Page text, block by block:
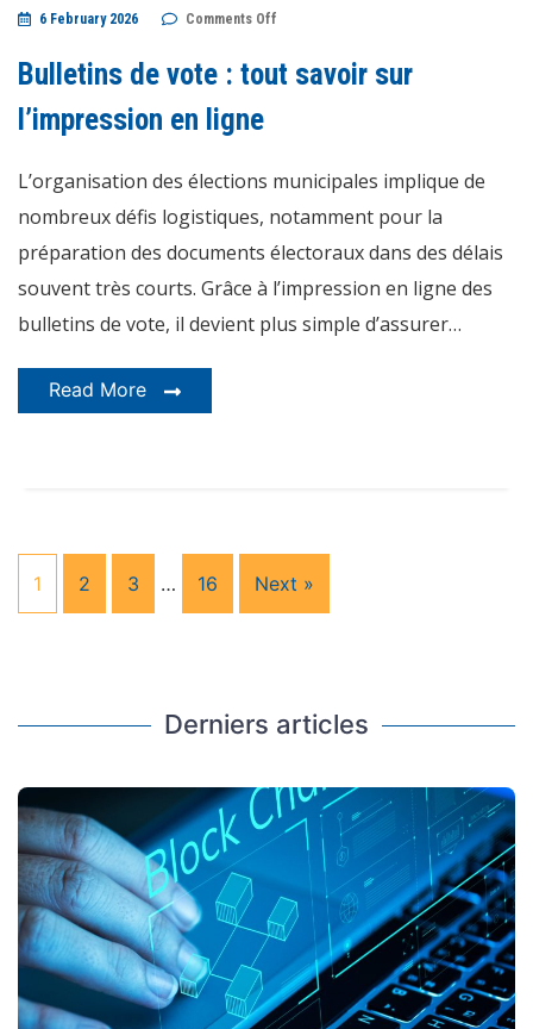
6 February 2026 Comments Off
vote
:
ligne
Bulletins de vote : tout savoir sur
l’impression en ligne
L’organisation des élections municipales implique de
nombreux défis logistiques, notamment pour la
préparation des documents électoraux dans des délais
souvent très courts. Grâce à l’impression en ligne des
bulletins de vote, il devient plus simple d’assurer…
Read More
1 2 3 … 16 Next »
Derniers articles